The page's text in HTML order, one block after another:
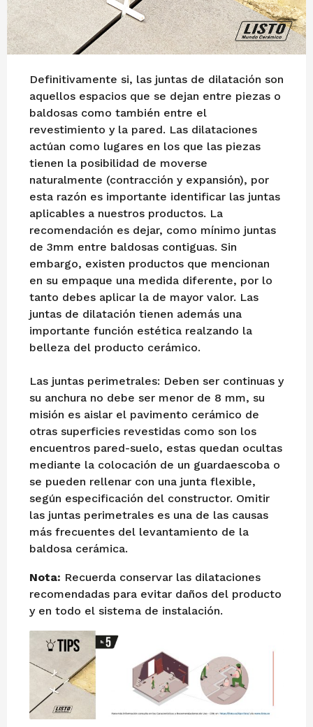
e
b
e
r
d
0
Definitivamente si, las juntas de dilatación son
aquellos espacios que se dejan entre piezas o
baldosas como también entre el
revestimiento y la pared. Las dilataciones
actúan como lugares en los que las piezas
tienen la posibilidad de moverse
naturalmente (contracción y expansión), por
esta razón es importante identificar las juntas
aplicables a nuestros productos. La
recomendación es dejar, como mínimo juntas
de 3mm entre baldosas contiguas. Sin
embargo, existen productos que mencionan
en su empaque una medida diferente, por lo
tanto debes aplicar la de mayor valor. Las
juntas de dilatación tienen además una
importante función estética realzando la
belleza del producto cerámico.
Las juntas perimetrales: Deben ser continuas y
su anchura no debe ser menor de 8 mm, su
misión es aislar el pavimento cerámico de
otras superficies revestidas como son los
encuentros pared-suelo, estas quedan ocultas
mediante la colocación de un guardaescoba o
se pueden rellenar con una junta flexible,
según especificación del constructor. Omitir
las juntas perimetrales es una de las causas
más frecuentes del levantamiento de la
baldosa cerámica.
Nota: Recuerda conservar las dilataciones
recomendadas para evitar daños del producto
y en todo el sistema de instalación.